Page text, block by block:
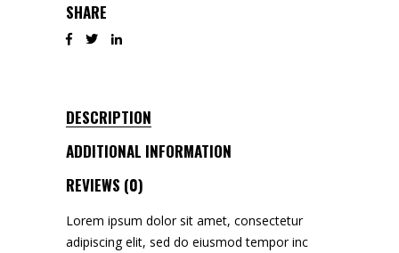
SHARE
DESCRIPTION
ADDITIONAL INFORMATION
REVIEWS (0)
Lorem ipsum dolor sit amet, consectetur
adipiscing elit, sed do eiusmod tempor inc